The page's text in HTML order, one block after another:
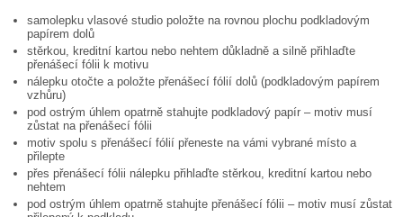
samolepku vlasové studio položte na rovnou plochu podkladovým
papírem dolů
stěrkou, kreditní kartou nebo nehtem důkladně a silně přihlaďte
přenášecí fólii k motivu
nálepku otočte a položte přenášecí fólií dolů (podkladovým papírem
vzhůru)
pod ostrým úhlem opatrně stahujte podkladový papír – motiv musí
zůstat na přenášecí fólii
motiv spolu s přenášecí fólií přeneste na vámi vybrané místo a
přilepte
přes přenášecí fólii nálepku přihlaďte stěrkou, kreditní kartou nebo
nehtem
pod ostrým úhlem opatrně stahujte přenášecí fólii – motiv musí zůstat